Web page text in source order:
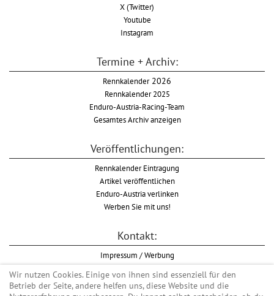
X (Twitter)
Youtube
Instagram
Termine + Archiv:
Rennkalender2026
Rennkalender 2025
Enduro-Austria-Racing-Team
Gesamtes Archiv anzeigen
Veröffentlichungen:
Rennkalender Eintragung
Artikel veröffentlichen
Enduro-Austria verlinken
Werben Sie mit uns!
Kontakt:
Impressum / Werbung
Datenschutzinformation
Informationspflicht WKO
AGB
Wir nutzen Cookies. Einige von ihnen sind essenziell für den
Betrieb der Seite, andere helfen uns, diese Website und die